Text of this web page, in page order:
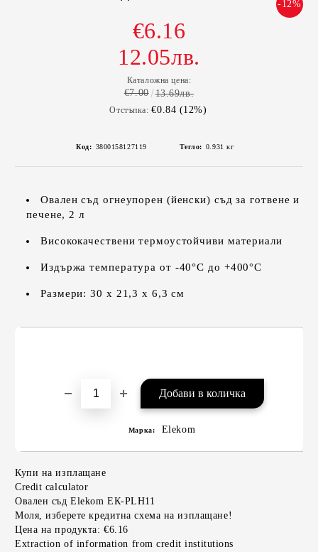
-12%
€6.16
12.05лв.
Каталожна цена:
€7.00 13.69лв.
Отстъпка: €0.84 (12%)
Код: 3800158127119 Тегло: 0.931 кг
Овален съд огнеупорен (йенски) съд за готвене и
печене, 2 л
Висококачествени термоустойчиви материали
Издържа температура от -40°C до +400°C
Размери: 30 х 21,3 х 6,3 см
Марка: Elekom
Купи на изплащане
Credit calculator
Овален съд Elekom ЕК-PLH11
Моля, изберете кредитна схема на изплащане!
Цена на продукта: €6.16
Extraction of information from credit institutions